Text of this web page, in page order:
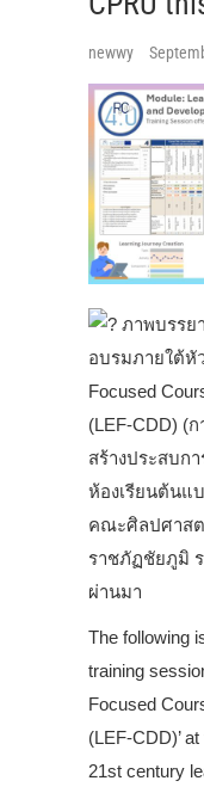
newwy
ภาพบรรย
อบรมภายใต้หั
Focused
(LEF-CDD) (
สร้างประสบ
ห้องเรียนต้นแ
คณะศิลปศาสต
ราชภัฏชัยภูมิ
ผ่านมา
The following
training
Focused
(LEF-CDD)’
21st century